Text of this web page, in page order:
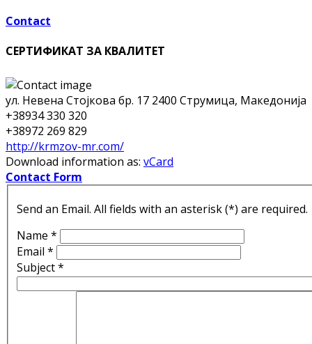
Contact
СЕРТИФИКАТ ЗА КВАЛИТЕТ
ул. Невена Стојкова бр. 17 2400 Струмица, Македонија
+38934 330 320
+38972 269 829
http://krmzov-mr.com/
Download information as: vCard
Contact Form
Send an Email. All fields with an asterisk (*) are required.
Name *
Email *
Subject*